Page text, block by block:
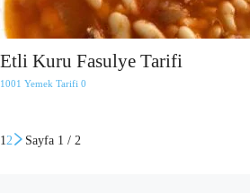
Etli Kuru Fasulye Tarifi
1001 Yemek Tarifi 0
12 Sayfa 1 / 2